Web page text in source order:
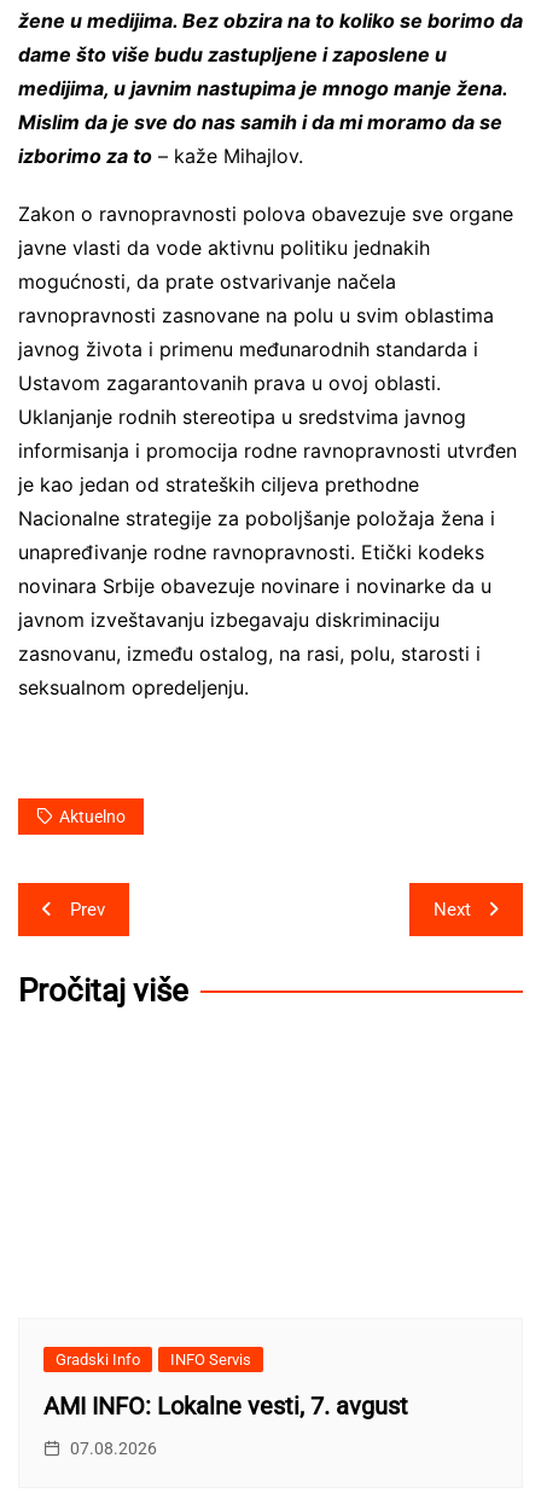
žene u medijima. Bez obzira na to koliko se borimo da
dame što više budu zastupljene i zaposlene u
medijima, u javnim nastupima je mnogo manje žena.
Mislim da je sve do nas samih i da mi moramo da se
izborimo za to – kaže Mihajlov.
Zakon o ravnopravnosti polova obavezuje sve organe
javne vlasti da vode aktivnu politiku jednakih
mogućnosti, da prate ostvarivanje načela
ravnopravnosti zasnovane na polu u svim oblastima
javnog života i primenu međunarodnih standarda i
Ustavom zagarantovanih prava u ovoj oblasti.
Uklanjanje rodnih stereotipa u sredstvima javnog
informisanja i promocija rodne ravnopravnosti utvrđen
je kao jedan od strateških ciljeva prethodne
Nacionalne strategije za poboljšanje položaja žena i
unapređivanje rodne ravnopravnosti. Etički kodeks
novinara Srbije obavezuje novinare i novinarke da u
javnom izveštavanju izbegavaju diskriminaciju
zasnovanu, između ostalog, na rasi, polu, starosti i
seksualnom opredeljenju.
Aktuelno
Post
navigation
Prev Next
Pročitaj više
Gradski Info INFO Servis
AMI INFO: Lokalne vesti, 7. avgust
07.08.2026